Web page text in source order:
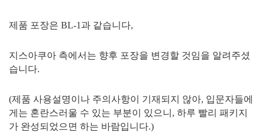
제품 포장은 BL-1과 같습니다,
지스아쿠아 측에서는 향후 포장을 변경할 것임을 알려주셨
습니다.
(제품 사용설명이나 주의사항이 기재되지 않아, 입문자들에
게는 혼란스러울 수 있는 부분이 있으니, 하루 빨리 패키지
가 완성되었으면 하는 바람입니다.)